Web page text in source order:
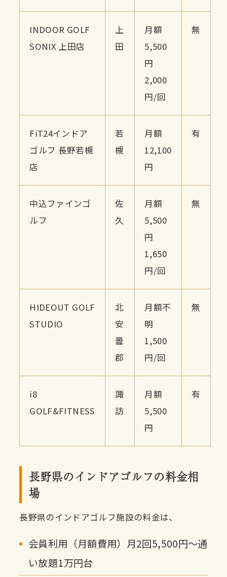
INDOOR GOLF
SONIX 上田店
上
田
月額
5,500
円
2,000
円/回
無
FiT24インドア
ゴルフ 長野若槻
店
若
槻
月額
12,100
円
有
中込ファインゴ
ルフ
佐
久
月額
5,500
円
1,650
円/回
無
HIDEOUT GOLF
STUDIO
北
安
曇
郡
月額不
明
1,500
円/回
無
i8
GOLF&FITNESS
諏
訪
月額
5,500
円
有
長野県のインドアゴルフの料金相
場
長野県のインドアゴルフ施設の料金は、
会員利用（月額費用）月2回5,500円〜通
い放題1万円台